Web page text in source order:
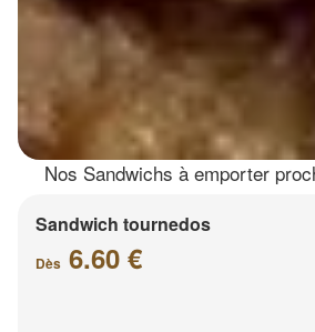
Nos Sandwichs à emporter
Sandwich tournedos
Dès 6.60 €